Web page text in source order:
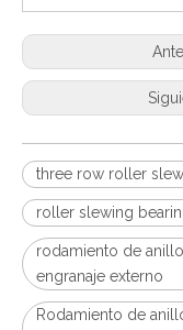
three row roller
roller slewing
rodamiento de
engranaje externo
Rodamiento de